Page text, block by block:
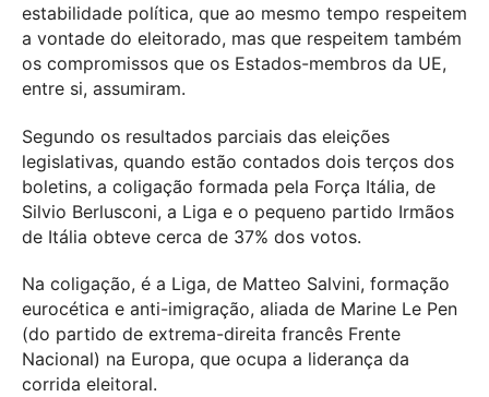
estabilidade política, que ao mesmo tempo respeitem
a vontade do eleitorado, mas que respeitem também
os compromissos que os Estados-membros da UE,
entre si, assumiram.
Segundo os resultados parciais das eleições
legislativas, quando estão contados dois terços dos
boletins, a coligação formada pela Força Itália, de
Silvio Berlusconi, a Liga e o pequeno partido Irmãos
de Itália obteve cerca de 37% dos votos.
Na coligação, é a Liga, de Matteo Salvini, formação
eurocética e anti-imigração, aliada de Marine Le Pen
(do partido de extrema-direita francês Frente
Nacional) na Europa, que ocupa a liderança da
corrida eleitoral.